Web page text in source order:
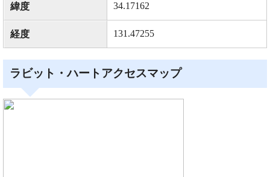
緯度 34.17162
経度 131.47255
ラビット・ハートアクセスマップ